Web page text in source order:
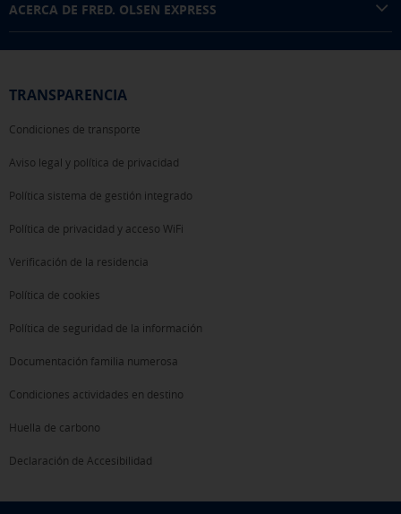
ACERCA DE FRED. OLSEN EXPRESS
TRANSPARENCIA
Condiciones de transporte
Aviso legal y política de privacidad
Política sistema de gestión integrado
Política de privacidad y acceso WiFi
Verificación de la residencia
Política de cookies
Política de seguridad de la información
Documentación familia numerosa
Condiciones actividades en destino
Huella de carbono
Declaración de Accesibilidad